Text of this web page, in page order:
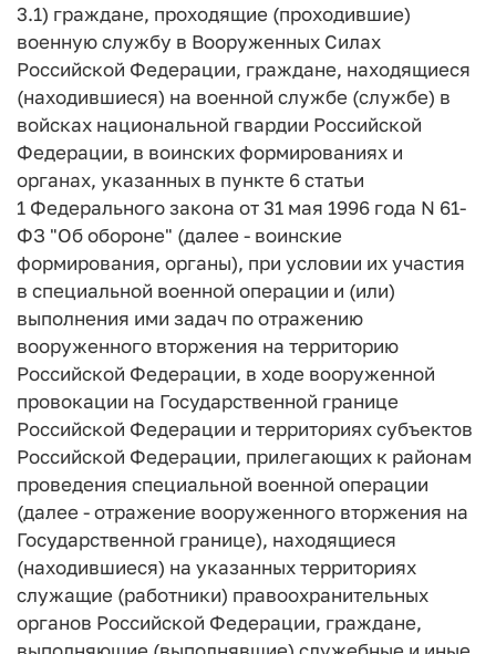
3.1) граждане, проходящие (проходившие)
военную службу в Вооруженных Силах
Российской Федерации, граждане, находящиеся
(находившиеся) на военной службе (службе) в
войсках национальной гвардии Российской
Федерации, в воинских формированиях и
органах, указанных в пункте 6 статьи
1 Федерального закона от 31 мая 1996 года N 61-
ФЗ "Об обороне" (далее - воинские
формирования, органы), при условии их участия
в специальной военной операции и (или)
выполнения ими задач по отражению
вооруженного вторжения на территорию
Российской Федерации, в ходе вооруженной
провокации на Государственной границе
Российской Федерации и территориях субъектов
Российской Федерации, прилегающих к районам
проведения специальной военной операции
(далее - отражение вооруженного вторжения на
Государственной границе), находящиеся
(находившиеся) на указанных территориях
служащие (работники) правоохранительных
органов Российской Федерации, граждане,